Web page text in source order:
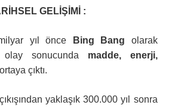
GELİŞİMİ :
yıl önce Bing Bang olarak
olay sonucunda madde, enerji,
ortaya çıktı.
yaklaşık 300.000 yıl sonra